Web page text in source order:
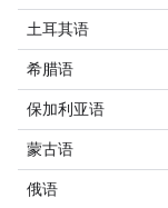
土耳其语
希腊语
保加利亚语
蒙古语
俄语